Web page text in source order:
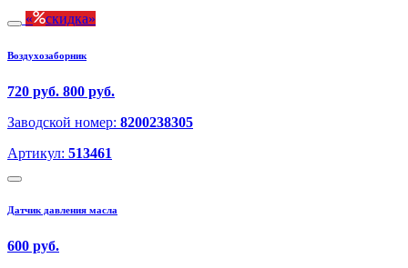
скидка
Воздухозаборник
720 руб. 800 руб.
Заводской номер: 8200238305
Артикул: 513461
Датчик давления масла
600 руб.